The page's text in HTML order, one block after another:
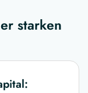
starken